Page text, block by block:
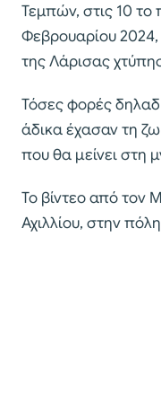
Τεμπών, στις 10 το
Φεβρουαρίου 2024,
της Λάρισας
Τόσες φορές
άδικα έχασαν τη
που θα μείνει στη
Το βίντεο από τον
Αχιλλίου, στην